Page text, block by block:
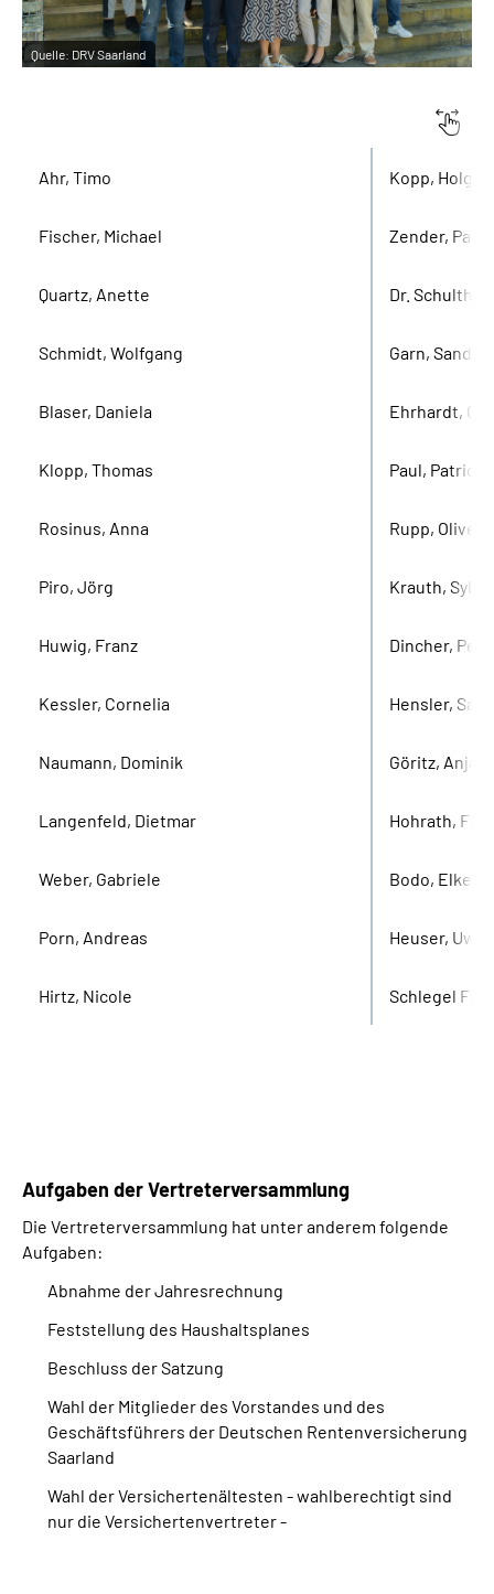
Quelle: DRV Saarland
Ahr, Timo Kopp, Holger
Fischer, Michael Zender,
Quartz, Anette Dr.
Schmidt, Wolfgang Garn, Sandra
Blaser, Daniela Ehrhardt,
Klopp, Thomas Paul, Patrick
Rosinus, Anna Rupp, Oliver
Piro, Jörg Krauth,
Huwig, Franz Dincher,
Kessler, Cornelia Hensler,
Naumann, Dominik Göritz, Anja
Langenfeld, Dietmar Hohrath,
Weber, Gabriele Bodo, Elke
Porn, Andreas Heuser, Uwe
Hirtz, Nicole Schlegel
Aufgaben der Vertreterversammlung
Die Vertreterversammlung hat unter anderem folgende
Aufgaben:
Abnahme der Jahresrechnung
Feststellung des Haushaltsplanes
Beschluss der Satzung
Wahl der Mitglieder des Vorstandes und des
Geschäftsführers der Deutschen Rentenversicherung
Saarland
Wahl der Versichertenältesten - wahlberechtigt sind
nur die Versichertenvertreter -